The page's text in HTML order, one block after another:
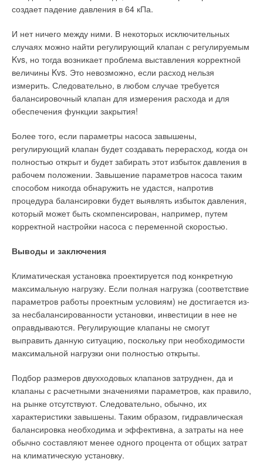
создает падение давления в 64 кПа.
И нет ничего между ними. В некоторых исключительных
случаях можно найти регулирующий клапан с регулируемым
Kvs, но тогда возникает проблема выставления корректной
величины Kvs. Это невозможно, если расход нельзя
измерить. Следовательно, в любом случае требуется
балансировочный клапан для измерения расхода и для
обеспечения функции закрытия!
Более того, если параметры насоса завышены,
регулирующий клапан будет создавать перерасход, когда он
полностью открыт и будет забирать этот избыток давления в
рабочем положении. Завышение параметров насоса таким
способом никогда обнаружить не удастся, напротив
процедура балансировки будет выявлять избыток давления,
который может быть скомпенсирован, например, путем
корректной настройки насоса с переменной скоростью.
Выводы и заключения
Климатическая установка проектируется под конкретную
максимальную нагрузку. Если полная нагрузка (соответствие
параметров работы проектным условиям) не достигается из-
за несбалансированности установки, инвестиции в нее не
оправдываются. Регулирующие клапаны не смогут
выправить данную ситуацию, поскольку при необходимости
максимальной нагрузки они полностью открыты.
Подбор размеров двухходовых клапанов затруднен, да и
клапаны с расчетными значениями параметров, как правило,
на рынке отсутствуют. Следовательно, обычно, их
характеристики завышены. Таким образом, гидравлическая
балансировка необходима и эффективна, а затраты на нее
обычно составляют менее одного процента от общих затрат
на климатическую установку.
(точки продажи тепловой энергии и теплоносителей) будут
обратного), на которых установлены аттестованные средства
и системы измерений: счетчики тепловой энергии, счетчики
расходомеры, термометры, манометры и тепловычислители.
Поэтому прежде чем определить, как измерять тепловую
энергию, какие средства измерения должны быть
установлены на коммерческом сечении, необходимо решить,
форме теплоты) будет измеряться продаваемая
(покупаемая) тепловая энергия, и это обязательно должно
быть отражено в Договоре теплоснабжения. В большинстве
российских СЦТ на коммерческих сечениях (в точках
продаж) отсутствуют теплообменные поверхности
(аппараты), необходимые для измерения теплоты, а
теплоноситель отбирается из тепловой сети. Поэтому в
России проще и понятнее и для продавца, и для покупателя
качестве меры тепловой энергии не теплоту, а
термодинамический потенциал, определяемый энтальпией.
Прежде чем определить, как измерять тепловую энергию,
какие средства измерения должны быть установлены на
коммерческом сечении, необходимо решить, в какой форме
(в форме энтальпии теплоносителя или в форме теплоты)
будет измеряться продаваемая (покупаемая) тепловая
энергия, и это обязательно должно быть отражено в
Договоре теплоснабжения.
О свойствах тепловой энергии как товара
Заканчивая освещение вопросов, связанных с
определением тепловой энергии как товара, необходимо
сказать о его специфических свойствах.